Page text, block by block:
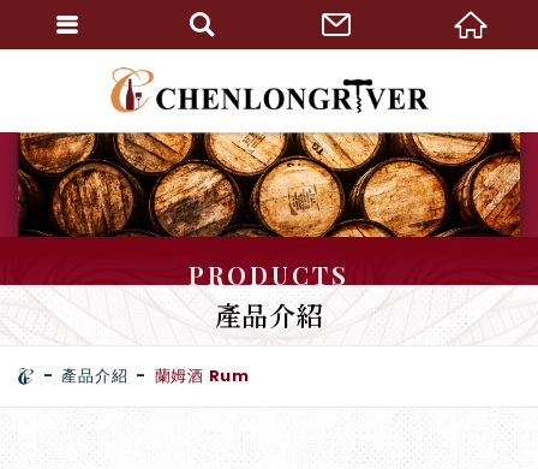
PRODUCTS
產品介紹
產品介紹 蘭姆酒 Rum